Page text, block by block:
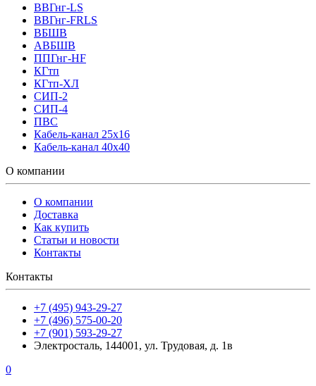
ВВГнг-LS
ВВГнг-FRLS
ВБШВ
АВБШВ
ППГнг-HF
КГтп
КГтп-ХЛ
СИП-2
СИП-4
ПВС
Кабель-канал 25х16
Кабель-канал 40х40
О компании
О компании
Доставка
Как купить
Статьи и новости
Контакты
Контакты
+7 (495) 943-29-27
+7 (496) 575-00-20
+7 (901) 593-29-27
Электросталь, 144001, ул. Трудовая, д. 1в
0